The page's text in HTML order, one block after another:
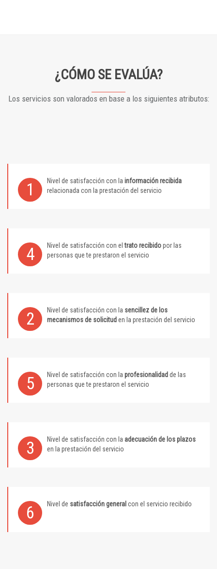
¿CÓMO SE EVALÚA?
Los servicios son valorados en base a los siguientes atributos:
1 Nivel de satisfacción con la información recibida
relacionada con la prestación del servicio
4 Nivel de satisfacción con eltrato recibidopor las
personas que te prestaron el servicio
2 Nivel de satisfacción con la sencillez de los
mecanismos de solicitud en la prestación del servicio
5 Nivel de satisfacción con la profesionalidad de las
personas que te prestaron el servicio
3 Nivel de satisfacción con la adecuación de los plazos
en la prestación del servicio
6 Nivel de satisfacción general con el servicio recibido